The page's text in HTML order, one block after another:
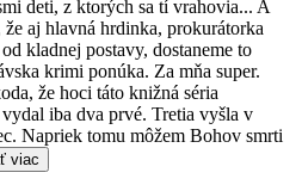
deti, z ktorých sa tí vrahovia... A
aj hlavná hrdinka, prokurátorka
kladnej postavy, dostaneme to
krimi ponúka. Za mňa super.
že hoci táto knižná séria
iba dva prvé. Tretia vyšla v
Napriek tomu môžem Bohov smrti
viac